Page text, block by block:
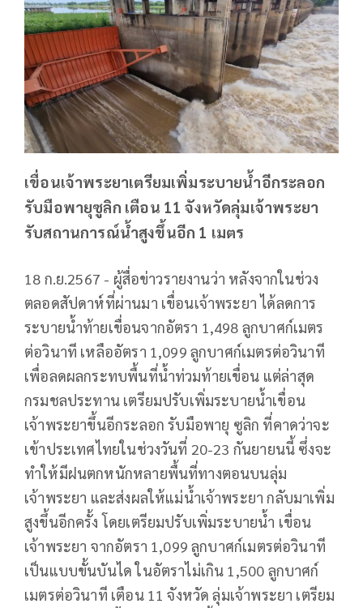
เขื่อนเจ้าพระยาเตรียมเพิ่มระบายน้ำอีกระลอก
รับมือพายุซูลิก เตือน 11 จังหวัดลุ่มเจ้าพระยา
รับสถานการณ์น้ำสูงขึ้นอีก 1 เมตร
18 ก.ย.2567 - ผู้สื่อข่าวรายงานว่า หลังจากในช่วง
ตลอดสัปดาห์ที่ผ่านมา เขื่อนเจ้าพระยา ได้ลดการ
ระบายน้ำท้ายเขื่อนจากอัตรา 1,498 ลูกบาศก์เมตร
ต่อวินาที เหลืออัตรา 1,099 ลูกบาศก์เมตรต่อวินาที
เพื่อลดผลกระทบพื้นที่น้ำท่วมท้ายเขื่อน แต่ล่าสุด
กรมชลประทาน เตรียมปรับเพิ่มระบายน้ำเขื่อน
เจ้าพระยาขึ้นอีกระลอก รับมือพายุ ซูลิก ที่คาดว่าจะ
เข้าประเทศไทยในช่วงวันที่ 20-23 กันยายนนี้ ซึ่งจะ
ทำให้มีฝนตกหนักหลายพื้นที่ทางตอนบนลุ่ม
เจ้าพระยา และส่งผลให้แม่น้ำเจ้าพระยา กลับมาเพิ่ม
สูงขึ้นอีกครั้ง โดยเตรียมปรับเพิ่มระบายน้ำ เขื่อน
เจ้าพระยา จากอัตรา 1,099 ลูกบาศก์เมตรต่อวินาที
เป็นแบบขั้นบันได ในอัตราไม่เกิน 1,500 ลูกบาศก์
เมตรต่อวินาที เตือน 11 จังหวัด ลุ่มเจ้าพระยา เตรียม